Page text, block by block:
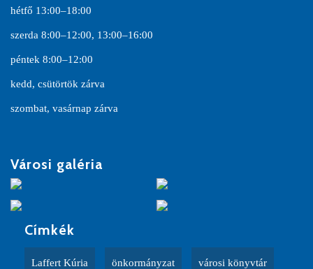
hétfő 13:00–18:00
szerda 8:00–12:00, 13:00–16:00
péntek 8:00–12:00
kedd, csütörtök zárva
szombat, vasárnap zárva
Városi galéria
Címkék
Laffert Kúria önkormányzat városi könyvtár